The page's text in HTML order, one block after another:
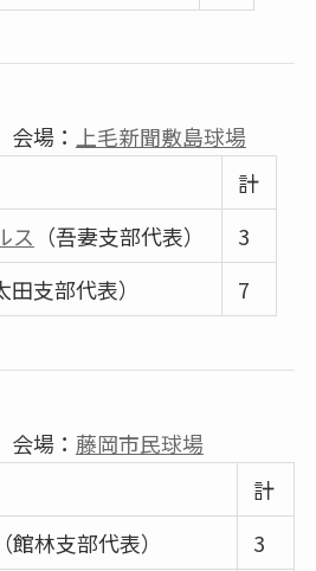
場： 上毛新聞敷島球場
計
ス （吾妻支部代表）
3
田支部代表） 7
場： 藤岡市民球場
計
林支部代表）
3